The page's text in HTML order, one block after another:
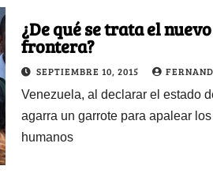
¿De qué se trata el
frontera?
SEPTIEMBRE 10, 2015
Venezuela, al declarar el estado
agarra un garrote para apalear
humanos